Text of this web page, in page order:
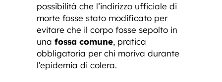
possibilità che l’indirizzo ufficiale di
morte fosse stato modificato per
evitare che il corpo fosse sepolto in
una fossa comune, pratica
obbligatoria per chi moriva durante
l’epidemia di colera.